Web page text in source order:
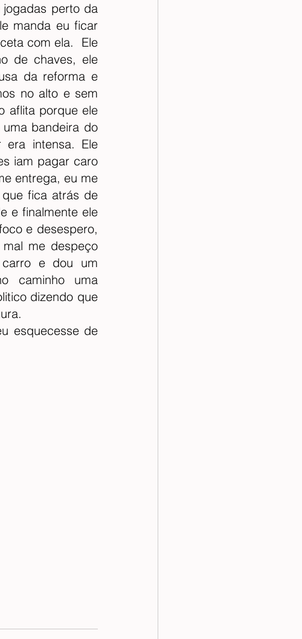
perto da
manda eu ficar
com ela.  Ele
de chaves, ele
da reforma e
no alto e sem
aflita porque ele
bandeira do
intensa. Ele
iam pagar caro
entrega, eu me
fica atrás de
e finalmente ele
e desespero,
me despeço
e dou um
caminho uma
dizendo que
esquecesse de